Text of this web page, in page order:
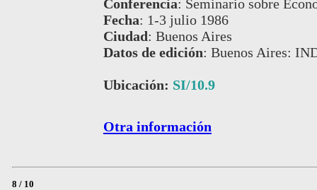
Conferencia: Seminario sobre
Fecha: 1-3 julio 1986
Ciudad: Buenos Aires
Datos de edición: Buenos Aires:
Ubicación: SI/10.9
Otra información
8 / 10